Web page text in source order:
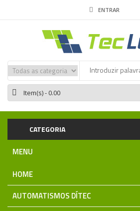
ENTRAR
Item(s)- 0.00
CATEGORIA
MENU
HOME
AUTOMATISMOS DÍTEC